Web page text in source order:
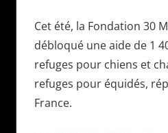
Cet été, la Fondation 30
débloqué une aide de 1
refuges pour chiens et
refuges pour équidés,
France.